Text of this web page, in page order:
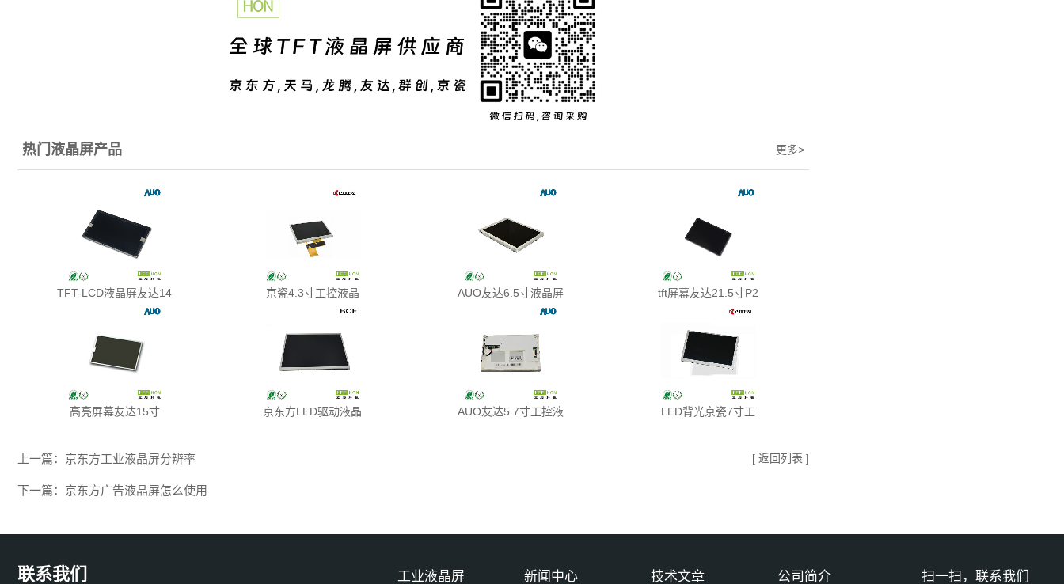
更多>
热门液晶屏产品
TFT-LCD液晶屏友达14 京瓷4.3寸工控液晶 AUO友达6.5寸液晶屏 tft屏幕友达21.5寸P2
高亮屏幕友达15寸 京东方LED驱动液晶 AUO友达5.7寸工控液 LED背光京瓷7寸工
上一篇： 京东方工业液晶屏分辨率
下一篇： 京东方广告液晶屏怎么使用
[ 返回列表 ]
联系我们 扫一扫，联系我们
工业液晶屏 新闻中心 技术文章 公司简介